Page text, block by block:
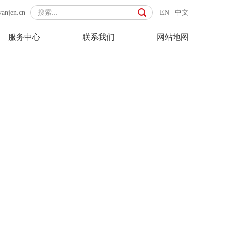
EN 中文
服务中心 联系我们 网站地图